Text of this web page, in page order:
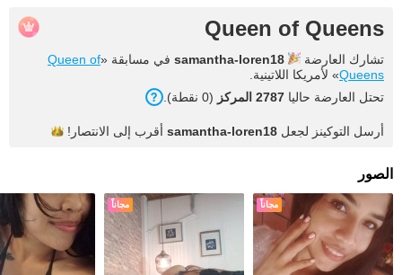
Queen of Queens
تشارك العارضة samantha-loren18 في مسابقة «Queen of
Queens» لأمريكا اللاتينية.
تحتل العارضة حاليا 2787 المركز (0 نقطة).
أرسل التوكينز لجعل samantha-loren18 أقرب إلى الانتصار!
الصور
مجاناً مجاناً